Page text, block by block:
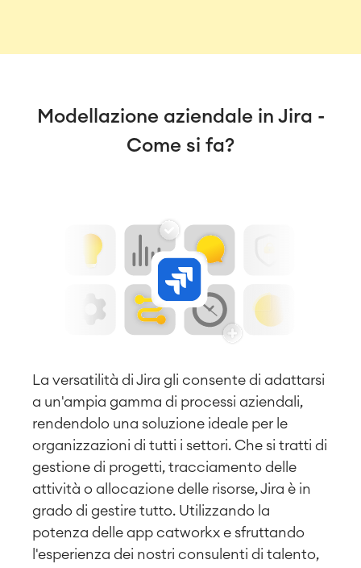
Modellazione aziendale in Jira -
Come si fa?
La versatilità di Jira gli consente di adattarsi
a un'ampia gamma di processi aziendali,
rendendolo una soluzione ideale per le
organizzazioni di tutti i settori. Che si tratti di
gestione di progetti, tracciamento delle
attività o allocazione delle risorse, Jira è in
grado di gestire tutto. Utilizzando la
potenza delle app catworkx e sfruttando
l'esperienza dei nostri consulenti di talento,